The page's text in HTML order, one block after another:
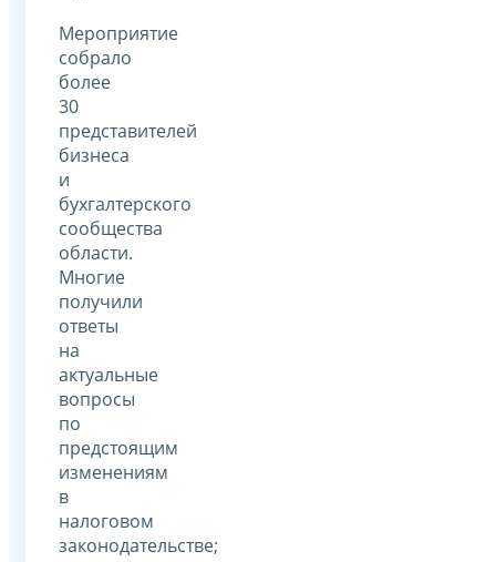
Мероприятие
собрало
более
30
представителей
бизнеса
и
бухгалтерского
сообщества
области.
Многие
получили
ответы
на
актуальные
вопросы
по
предстоящим
изменениям
в
налоговом
законодательстве;